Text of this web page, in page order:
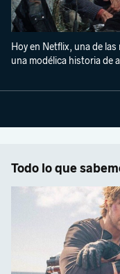
Hoy en Netflix, una de
una modélica historia de
Todo lo que